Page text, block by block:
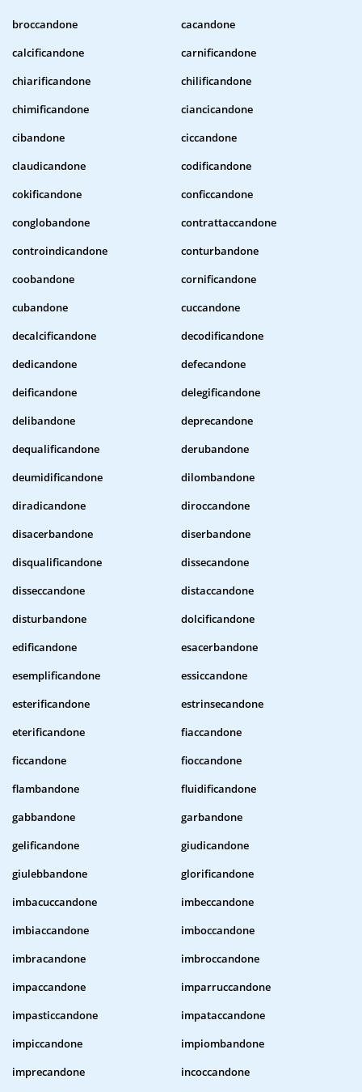
broccandone
cacandone
calcificandone
carnificandone
chiarificandone
chilificandone
chimificandone
ciancicandone
cibandone
ciccandone
claudicandone
codificandone
cokificandone
conficcandone
conglobandone
contrattaccandone
controindicandone
conturbandone
coobandone
cornificandone
cubandone
cuccandone
decalcificandone
decodificandone
dedicandone
defecandone
deificandone
delegificandone
delibandone
deprecandone
dequalificandone
derubandone
deumidificandone
dilombandone
diradicandone
diroccandone
disacerbandone
diserbandone
disqualificandone
dissecandone
disseccandone
distaccandone
disturbandone
dolcificandone
edificandone
esacerbandone
esemplificandone
essiccandone
esterificandone
estrinsecandone
eterificandone
fiaccandone
ficcandone
fioccandone
flambandone
fluidificandone
gabbandone
garbandone
gelificandone
giudicandone
giulebbandone
glorificandone
imbacuccandone
imbeccandone
imbiaccandone
imboccandone
imbracandone
imbroccandone
impaccandone
imparruccandone
impasticcandone
impataccandone
impiccandone
impiombandone
imprecandone
incoccandone